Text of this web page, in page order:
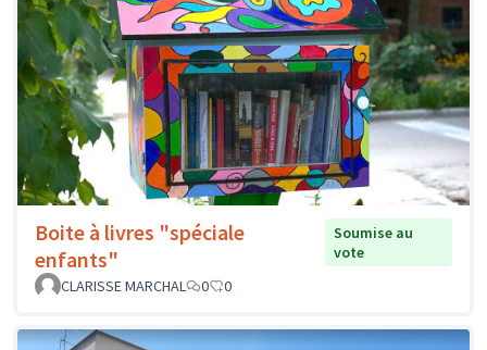
Boite à livres "spéciale
enfants"
Soumise au
vote
CLARISSE MARCHAL
0 0